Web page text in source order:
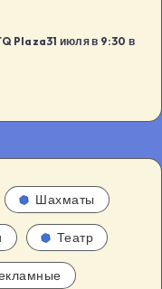
Plaza31 июля в 9:30 в
Шахматы
Театр